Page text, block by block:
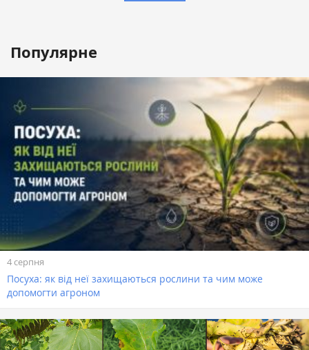
Популярне
4 серпня
Посуха: як від неї захищаються рослини та чим може
допомогти агроном